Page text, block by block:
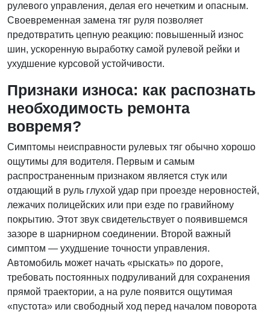
рулевого управления, делая его нечетким и опасным.
Своевременная замена тяг руля позволяет
предотвратить цепную реакцию: повышенный износ
шин, ускоренную выработку самой рулевой рейки и
ухудшение курсовой устойчивости.
Признаки износа: как распознать
необходимость ремонта
вовремя?
Симптомы неисправности рулевых тяг обычно хорошо
ощутимы для водителя. Первым и самым
распространенным признаком является стук или
отдающий в руль глухой удар при проезде неровностей,
лежачих полицейских или при езде по гравийному
покрытию. Этот звук свидетельствует о появившемся
зазоре в шарнирном соединении. Второй важный
симптом — ухудшение точности управления.
Автомобиль может начать «рыскать» по дороге,
требовать постоянных подруливаний для сохранения
прямой траектории, а на руле появится ощутимая
«пустота» или свободный ход перед началом поворота